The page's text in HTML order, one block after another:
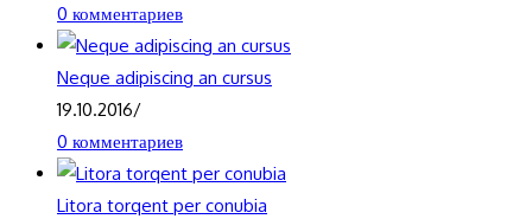
0 комментариев
Neque adipiscing an cursus
19.10.2016/
0 комментариев
Litora torqent per conubia